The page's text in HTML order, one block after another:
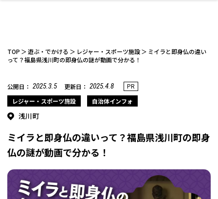
アウトドア
ネイルサロン
ファッション
ドア
お金のこと
保険 ペット
新築体験談
ベーション
TOP 遊ぶ・でかける レジャー・スポーツ施設
ミイラと即身仏の違い
って？福島県浅川町の即身仏の謎が動画で分かる！
公開日： 2025.3.5 更新日： 2025.4.8
PR
レジャー・スポーツ施設
自治体インフォ
浅川町
ミイラと即身仏の違いって？福島県浅川町の即身
仏の謎が動画で分かる！